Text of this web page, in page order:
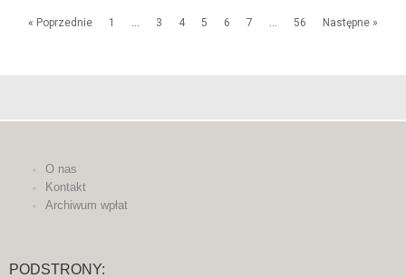
« Poprzednie 1 … 3 4 5 6 7 … 56 Następne »
O nas
Kontakt
Archiwum wpłat
PODSTRONY: